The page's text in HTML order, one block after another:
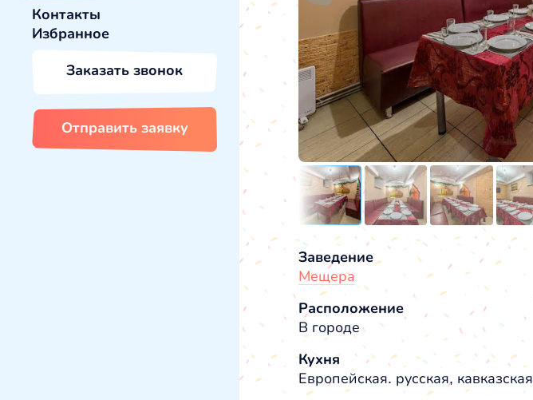
Контакты
Избранное
Заказать звонок
Отправить заявку
Заведение
Мещера
Расположение
В городе
Кухня
Европейская. русская, кавказская